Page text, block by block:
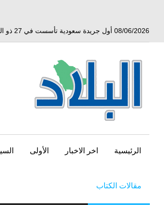
08/06/2026 أول جريدة سعودية تأسست في 27 ذو القعدة سنة 1350 هجري الموافق 3 أبريل 1932 ميلادي
الرئيسية اخر الاخبار الأولى
مقالات الكتاب